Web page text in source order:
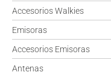
Accesorios Walkies
Emisoras
Accesorios Emisoras
Antenas